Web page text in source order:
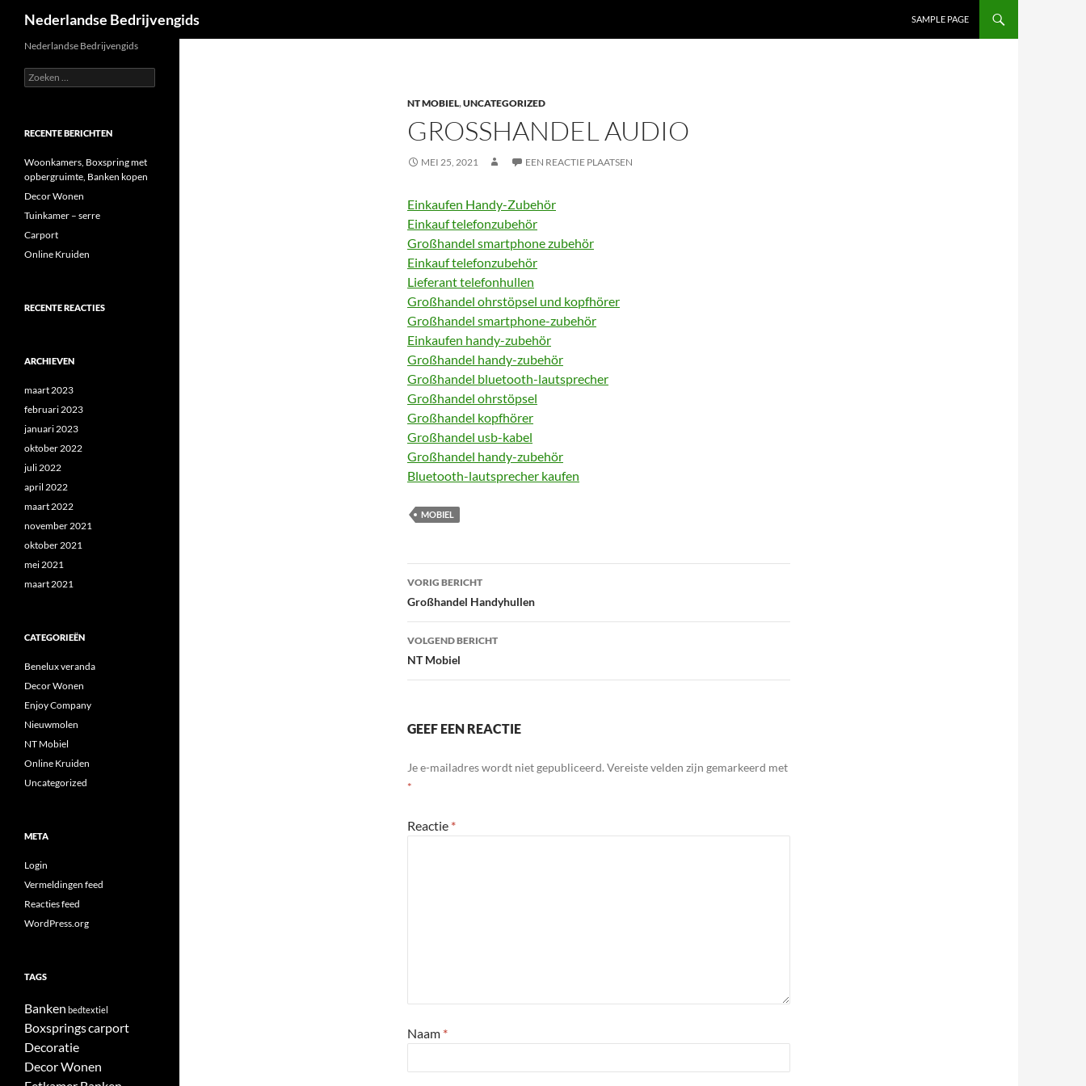
Nederlandse Bedrijvengids SAMPLE PAGE
NT MOBIEL,UNCATEGORIZED
GROSSHANDEL AUDIO
MEI 25, 2021 EEN REACTIE PLAATSEN
Einkaufen Handy-Zubehör
Einkauf telefonzubehör
Großhandel smartphone zubehör
Einkauf telefonzubehör
Lieferant telefonhullen
Großhandel ohrstöpsel und kopfhörer
Großhandel smartphone-zubehör
Einkaufen handy-zubehör
Großhandel handy-zubehör
Großhandel bluetooth-lautsprecher
Großhandel ohrstöpsel
Großhandel kopfhörer
Großhandel usb-kabel
Großhandel handy-zubehör
Bluetooth-lautsprecher kaufen
MOBIEL
Bericht
navigatie
VORIG BERICHT
Großhandel Handyhullen
VOLGEND BERICHT
NT Mobiel
GEEF EEN REACTIE
Je e-mailadres wordt niet gepubliceerd. Vereiste velden zijn gemarkeerd met
*
Reactie *
Naam *
Nederlandse Bedrijvengids
Zoeken
naar:
RECENTE BERICHTEN
Woonkamers, Boxspring met
opbergruimte, Banken kopen
Decor Wonen
Tuinkamer – serre
Carport
Online Kruiden
RECENTE REACTIES
ARCHIEVEN
maart 2023
februari 2023
januari 2023
oktober 2022
juli 2022
april 2022
maart 2022
november 2021
oktober 2021
mei 2021
maart 2021
CATEGORIEËN
Benelux veranda
Decor Wonen
Enjoy Company
Nieuwmolen
NT Mobiel
Online Kruiden
Uncategorized
META
Login
Vermeldingen feed
Reacties feed
WordPress.org
TAGS
Banken bedtextiel
Boxspringscarport
Decoratie
Decor Wonen